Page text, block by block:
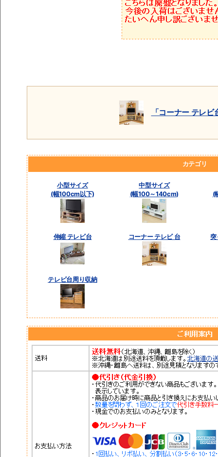
「コーナー テレ
カテゴリ
小型サイズ
(幅100cm以下)
中型サイズ
(幅100～140cm)
(
伸縮 テレビ台 コーナー テレビ 台 突
テレビ台周り収納